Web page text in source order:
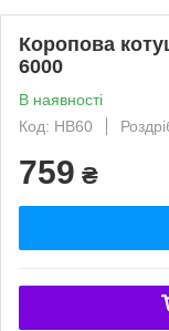
Коропова
6000
В наявності
Код: HB60
759 ₴